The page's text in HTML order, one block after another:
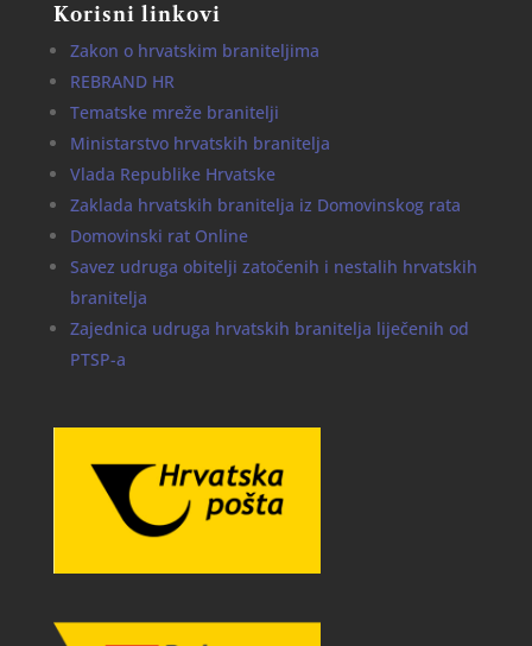
Korisni linkovi
Zakon o hrvatskim braniteljima
REBRAND HR
Tematske mreže branitelji
Ministarstvo hrvatskih branitelja
Vlada Republike Hrvatske
Zaklada hrvatskih branitelja iz Domovinskog rata
Domovinski rat Online
Savez udruga obitelji zatočenih i nestalih hrvatskih
branitelja
Zajednica udruga hrvatskih branitelja liječenih od
PTSP-a